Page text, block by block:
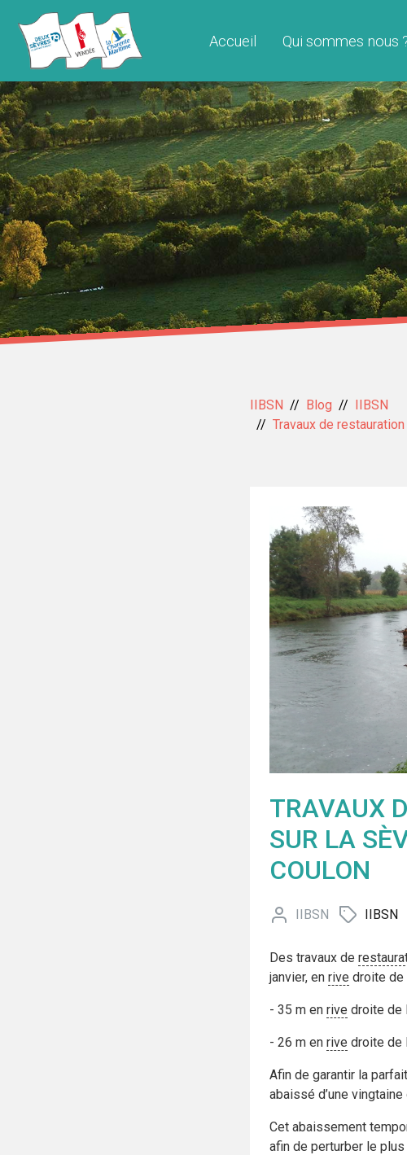
Accueil Qui sommes nous
IIBSN Blog
IIBSN
Travaux de
TRAVAUX
SUR LA
COULON
IIBSN IIBSN
Des travaux de
janvier, en rive droite de
- 35 m en rive droite de
- 26 m en rive droite de
Afin de garantir la
abaissé d’une
Cet abaissement
afin de perturber le